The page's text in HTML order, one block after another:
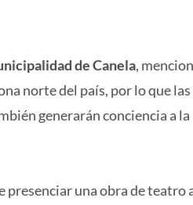
de Canela,
norte del país, por lo que las
generarán conciencia a la
presenciar una obra de teatro